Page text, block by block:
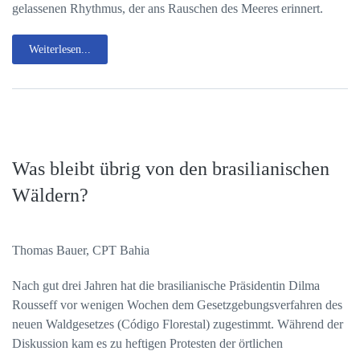
gelassenen Rhythmus, der ans Rauschen des Meeres erinnert.
Weiterlesen...
Was bleibt übrig von den brasilianischen
Wäldern?
Thomas Bauer, CPT Bahia
Nach gut drei Jahren hat die brasilianische Präsidentin Dilma
Rousseff vor wenigen Wochen dem Gesetzgebungsverfahren des
neuen Waldgesetzes (Código Florestal) zugestimmt. Während der
Diskussion kam es zu heftigen Protesten der örtlichen